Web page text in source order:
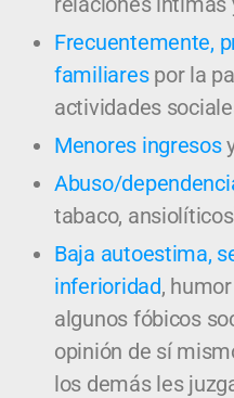
Frecuentemente,
familiarespor la
actividades
Menores ingresos
Abuso/
tabaco,
Baja autoestima,
inferioridad,
algunos fóbicos
opinión de sí
los demás les